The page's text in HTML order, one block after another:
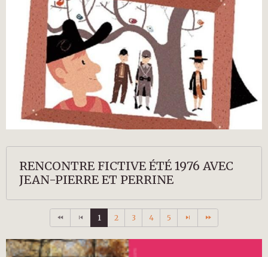
RENCONTRE FICTIVE ÉTÉ 1976 AVEC
JEAN-PIERRE ET PERRINE
1 2 3 4 5